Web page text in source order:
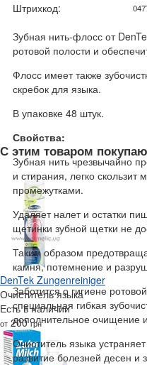
Штрихкод:
Зубная нить-флосс от
ротовой полости и
Флосс имеет также
скребок для языка.
В упаковке 48 штук.
Свойства:
Зубная нить чрезвычайно
и стирания, легко скользит
промежутками.
Удаляет налет и остатки
щетинки зубной щетки не
Таким образом
камня, потемнение и
Заботится о гигиене
специальная гибкая
дополнительное очищение
Очиститель языка
развитие болезней десен и
С этим товаром
DenTek Zungenreiniger
Очиститель языка
Есть в наличии
от 200грн